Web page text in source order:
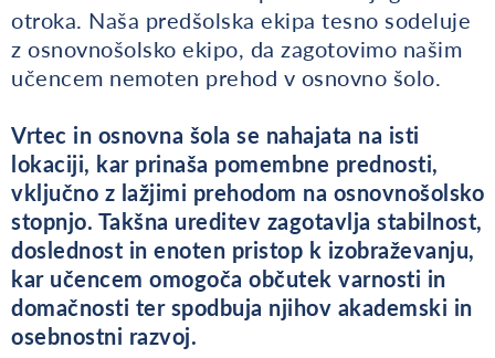
otroka. Naša predšolska ekipa tesno sodeluje
z osnovnošolsko ekipo, da zagotovimo našim
učencem nemoten prehod v osnovno šolo.
Vrtec in osnovna šola se nahajata na isti
lokaciji, kar prinaša pomembne prednosti,
vključno z lažjimi prehodom na osnovnošolsko
stopnjo. Takšna ureditev zagotavlja stabilnost,
doslednost in enoten pristop k izobraževanju,
kar učencem omogoča občutek varnosti in
domačnosti ter spodbuja njihov akademski in
osebnostni razvoj.